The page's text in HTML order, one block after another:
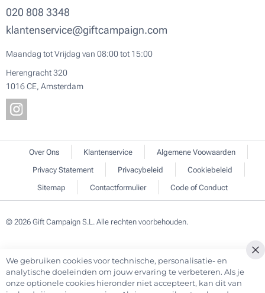
020 808 3348
klantenservice@giftcampaign.com
Maandag tot Vrijdag van 08:00 tot 15:00
Herengracht 320
1016 CE, Amsterdam
Over Ons Klantenservice
Algemene Voowaarden
Privacy Statement
Privacybeleid
Cookiebeleid
Sitemap
Contactformulier Code of Conduct
© 2026 Gift Campaign S.L. Alle rechten voorbehouden.
We gebruiken cookies voor technische, personalisatie- en
analytische doeleinden om jouw ervaring te verbeteren. Als je
onze optionele cookies hieronder niet accepteert, kan dit van